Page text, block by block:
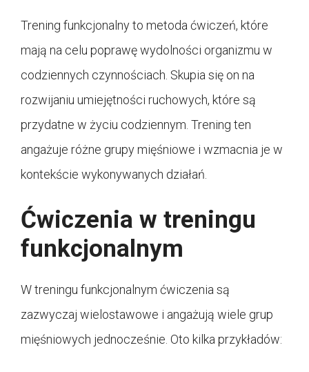
Trening funkcjonalny to metoda ćwiczeń, które
mają na celu poprawę wydolności organizmu w
codziennych czynnościach. Skupia się on na
rozwijaniu umiejętności ruchowych, które są
przydatne w życiu codziennym. Trening ten
angażuje różne grupy mięśniowe i wzmacnia je w
kontekście wykonywanych działań.
Ćwiczenia w treningu
funkcjonalnym
W treningu funkcjonalnym ćwiczenia są
zazwyczaj wielostawowe i angażują wiele grup
mięśniowych jednocześnie. Oto kilka przykładów: